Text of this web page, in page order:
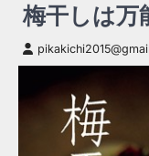
梅干しは万